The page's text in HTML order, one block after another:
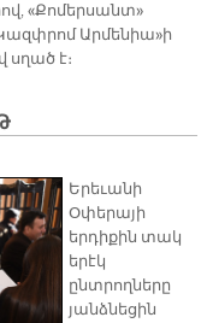
«Քոմերսանտ»
Արմենիա»ի
սղած է։
Երեւանի
Օփերայի
երդիքին տակ
երէկ
ընտրողները
յանձնեցին